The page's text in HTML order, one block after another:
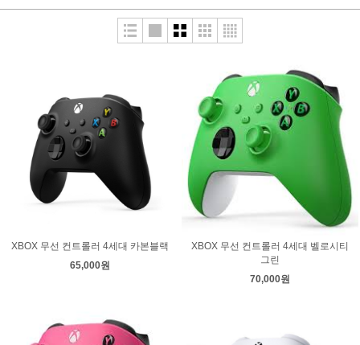
XBOX 무선 컨트롤러 4세대 카본블랙
65,000원
XBOX 무선 컨트롤러 4세대 벨로시티
그린
70,000원